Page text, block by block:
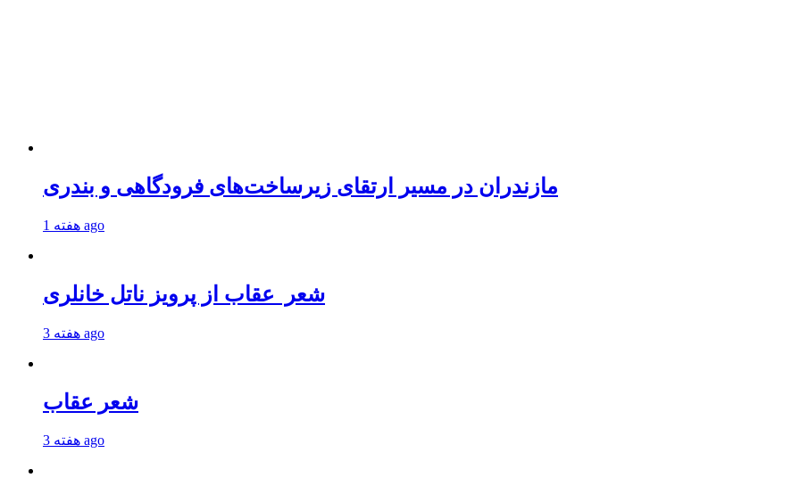
مازندران در مسیر ارتقای زیرساخت‌های فرودگاهی و بندری
1 هفته ago
شعر عقاب از پرویز ناتل خانلری
3 هفته ago
شعر عقاب
3 هفته ago